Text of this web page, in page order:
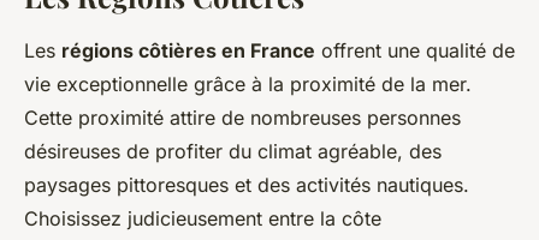
Les régions côtières en France offrent une qualité de
vie exceptionnelle grâce à la proximité de la mer.
Cette proximité attire de nombreuses personnes
désireuses de profiter du climat agréable, des
paysages pittoresques et des activités nautiques.
Choisissez judicieusement entre la côte